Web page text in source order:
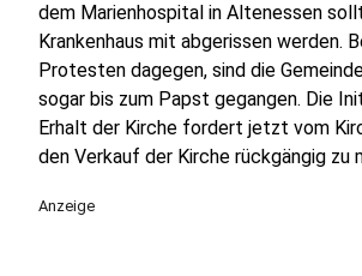
dem Marienhospital in Altenessen
Krankenhaus mit abgerissen werden.
Protesten dagegen, sind die
sogar bis zum Papst gegangen. Die
Erhalt der Kirche fordert jetzt vom
den Verkauf der Kirche rückgängig zu
Anzeige